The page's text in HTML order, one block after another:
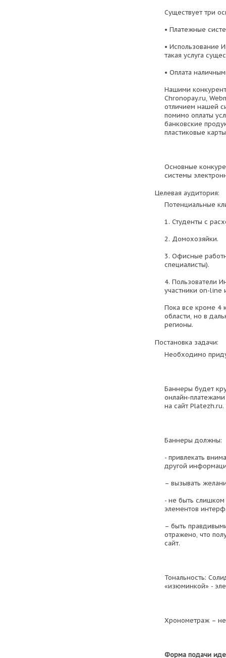
Существует три
• Платежные
• Использование
такая услуга
• Оплата
Нашими
Chronopay.ru,
отличием нашей
помимо оплаты
банковские
пластиковые
Основные
системы
Целевая аудитория:
Потенциальные
1. Студенты с
2. Домохозяйки.
3. Офисные
специалисты).
4. Пользователи
участники on-line
Пока все кроме 4
области, но в
регионы.
Постановка задачи:
Необходимо
Баннеры будет
онлайн-
на сайт Platezh.ru.
Баннеры должны:
- привлекать
другой
– вызывать
- не быть
элементов
– быть
отражено, что
сайт.
Тональность:
«изюминкой» -
Хронометраж –
Форма подачи